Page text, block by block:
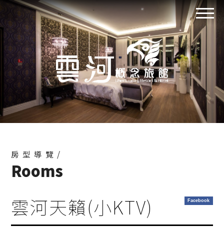
房型導覽/
Rooms
Facebook
雲河天籟(小KTV)